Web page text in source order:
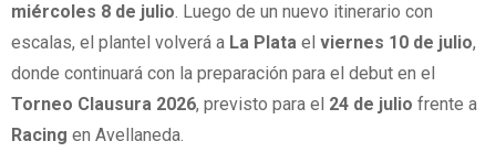
miércoles 8 de julio. Luego de un nuevo itinerario con
escalas, el plantel volverá a La Plata el viernes 10 de julio,
donde continuará con la preparación para el debut en el
Torneo Clausura 2026, previsto para el 24 de julio frente a
Racing en Avellaneda.